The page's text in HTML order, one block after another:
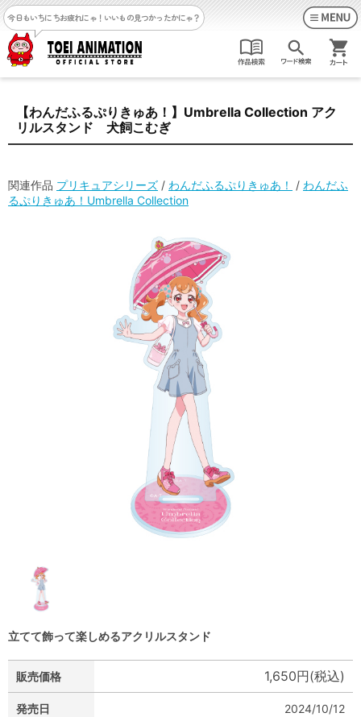
今日もいちにちお疲れにゃ！ いいもの見つかったかにゃ？
【わんだふるぷりきゅあ！】Umbrella Collection アク
リルスタンド 犬飼こむぎ
関連作品 プリキュアシリーズ / わんだふるぷりきゅあ！ / わんだふ
るぷりきゅあ！Umbrella Collection
立てて飾って楽しめるアクリルスタンド
販売価格 1,650円(税込)
発売日 2024/10/12